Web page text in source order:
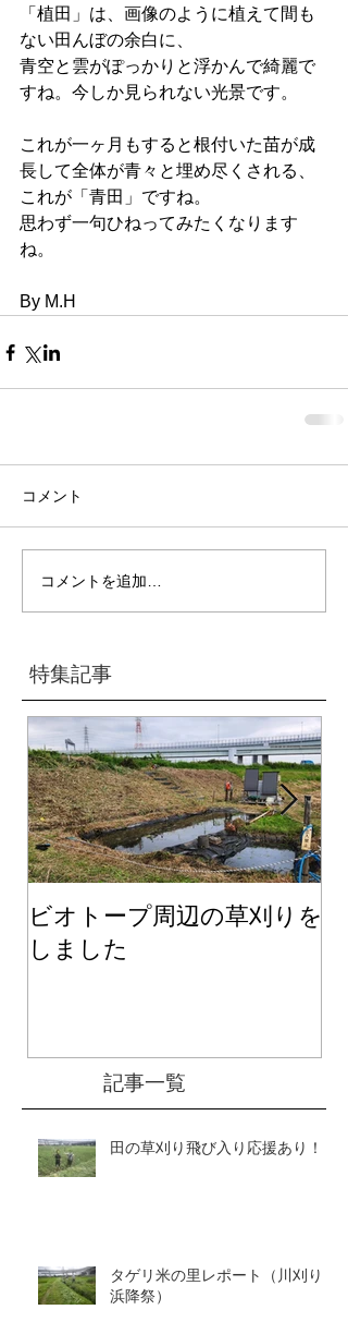
「植田」は、画像のように植えて間も
ない田んぼの余白に、
青空と雲がぽっかりと浮かんで綺麗で
すね。今しか見られない光景です。
これが一ヶ月もすると根付いた苗が成
長して全体が青々と埋め尽くされる、
これが「青田」ですね。
思わず一句ひねってみたくなります
ね。
By M.H
コメント
コメントを追加…
特集記事
ビオトープ周辺の草刈りを
しました
記事一覧
田の草刈り飛び入り応援あり！
タゲリ米の里レポート（川刈り～
浜降祭）